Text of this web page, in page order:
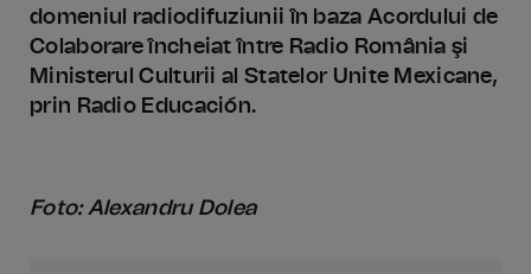
domeniul radiodifuziunii în baza Acordului de
Colaborare încheiat între Radio România şi
Ministerul Culturii al Statelor Unite Mexicane,
prin Radio Educación.
Foto: Alexandru Dolea